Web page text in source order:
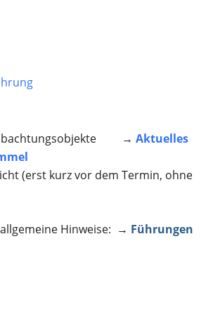
→ Aktuelles
(erst kurz vor dem Termin, ohne
Hinweise: → Führungen